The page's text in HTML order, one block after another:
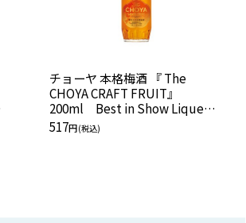
チョーヤ 本格梅酒 『 The
CHOYA CRAFT FRUIT』
200ml Best in Show Liqueur/
リキュール世界No1受賞
517円(税込)